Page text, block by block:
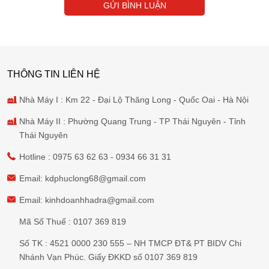
GỬI BÌNH LUẬN
THÔNG TIN LIÊN HỆ
Nhà Máy I : Km 22 - Đại Lộ Thăng Long - Quốc Oai - Hà Nội
Nhà Máy II : Phường Quang Trung - TP Thái Nguyên - Tỉnh
Thái Nguyên
Hotline : 0975 63 62 63 - 0934 66 31 31
Email: kdphuclong68@gmail.com
Email: kinhdoanhhadra@gmail.com
Mã Số Thuế : 0107 369 819
Số TK : 4521 0000 230 555 – NH TMCP ĐT& PT BIDV Chi
Nhánh Vạn Phúc. Giấy ĐKKD số 0107 369 819